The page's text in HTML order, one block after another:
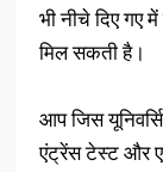
भी नीचे दिए गए
मिल सकती है।
आप जिस
एंट्रेंस टेस्ट और